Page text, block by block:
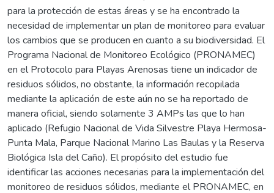
para la protección de estas áreas y se ha encontrado la
necesidad de implementar un plan de monitoreo para evaluar
los cambios que se producen en cuanto a su biodiversidad. El
Programa Nacional de Monitoreo Ecológico (PRONAMEC)
en el Protocolo para Playas Arenosas tiene un indicador de
residuos sólidos, no obstante, la información recopilada
mediante la aplicación de este aún no se ha reportado de
manera oficial, siendo solamente 3 AMPs las que lo han
aplicado (Refugio Nacional de Vida Silvestre Playa Hermosa-
Punta Mala, Parque Nacional Marino Las Baulas y la Reserva
Biológica Isla del Caño). El propósito del estudio fue
identificar las acciones necesarias para la implementación del
monitoreo de residuos sólidos, mediante el PRONAMEC, en